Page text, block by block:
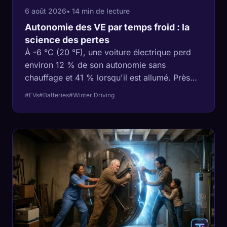
6 août 2026• 14 min de lecture
Autonomie des VE par temps froid : la
science des pertes
À -6 °C (20 °F), une voiture électrique perd
environ 12 % de son autonomie sans
chauffage et 41 % lorsqu'il est allumé. Près
des deux tiers des pertes servent à chauffer
pourquoi la plupart des conseils habituels
sont inefficaces.
#EVs#Batteries#Winter Driving